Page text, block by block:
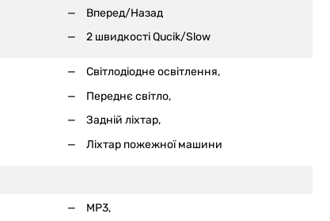
Вперед/Назад
2 швидкості Qucik/Slow
Світлодіодне освітлення,
Переднє світло,
Задній ліхтар,
Ліхтар пожежної машини
MP3,